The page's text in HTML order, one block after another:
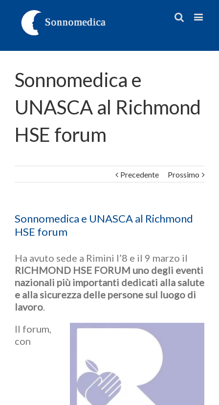
Sonnomedica e
UNASCA al Richmond
HSE forum
Precedente Prossimo
Sonnomedica e UNASCA al Richmond
HSE forum
Ha avuto sede a Rimini l’8 e il 9 marzo il
RICHMOND HSE FORUM uno degli eventi
nazionali più importanti dedicati alla salute
e alla sicurezza delle persone sul luogo di
lavoro.
Il forum,
con